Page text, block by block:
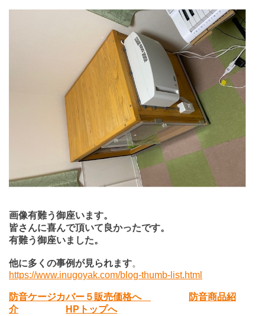
画像有難う御座います。
皆さんに喜んで頂いて良かったです。
有難う御座いました。
他に多くの事例が見られます。
https://www.inugoyak.com/blog-thumb-list.html
防音ケージカバー５販売価格へ
防音商品紹
介
HPトップへ